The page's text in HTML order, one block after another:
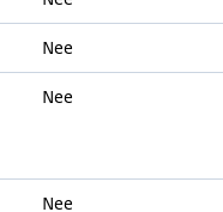
Nee
Nee
Nee